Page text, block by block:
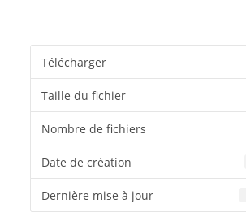
Télécharger
Taille du fichier
Nombre de fichiers
Date de création
Dernière mise à jour